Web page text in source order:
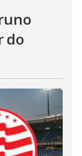
do